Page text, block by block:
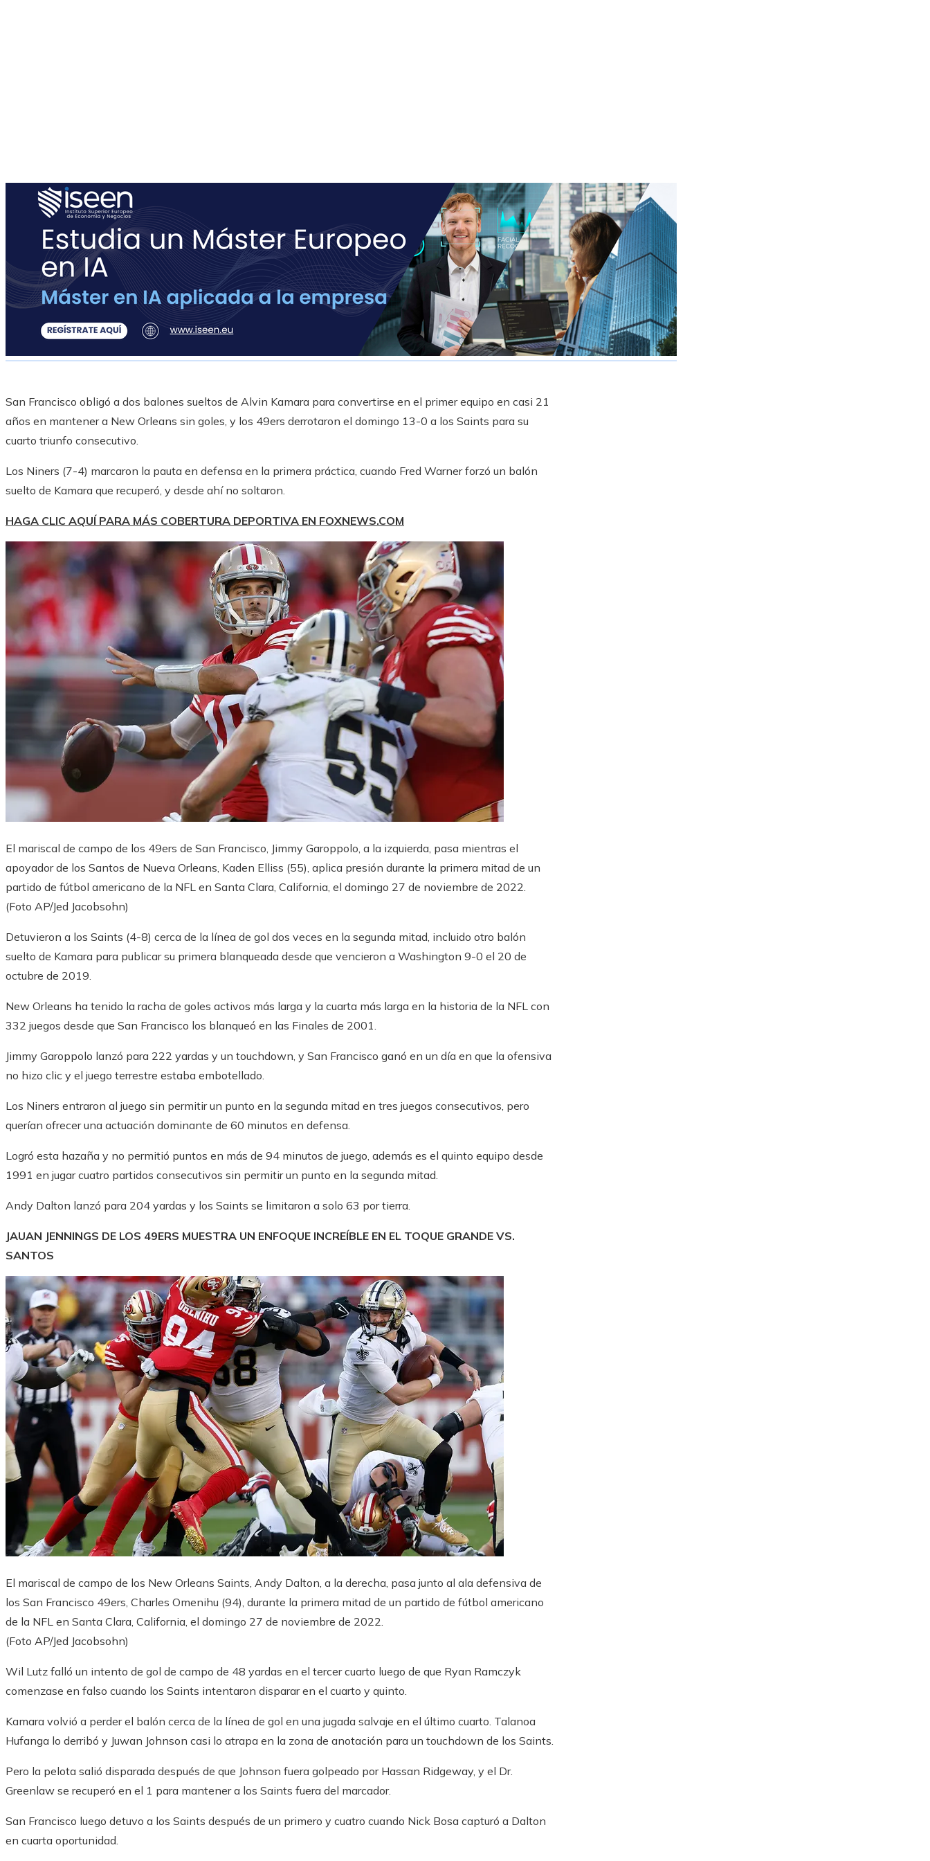
San Francisco obligó a dos balones sueltos de Alvin Kamara para convertirse en el primer equipo en casi 21
años en mantener a New Orleans sin goles, y los 49ers derrotaron el domingo 13-0 a los Saints para su
cuarto triunfo consecutivo.
Los Niners (7-4) marcaron la pauta en defensa en la primera práctica, cuando Fred Warner forzó un balón
suelto de Kamara que recuperó, y desde ahí no soltaron.
HAGA CLIC AQUÍ PARA MÁS COBERTURA DEPORTIVA EN FOXNEWS.COM
El mariscal de campo de los 49ers de San Francisco, Jimmy Garoppolo, a la izquierda, pasa mientras el
apoyador de los Santos de Nueva Orleans, Kaden Elliss (55), aplica presión durante la primera mitad de un
partido de fútbol americano de la NFL en Santa Clara, California, el domingo 27 de noviembre de 2022.
(Foto AP/Jed Jacobsohn)
Detuvieron a los Saints (4-8) cerca de la línea de gol dos veces en la segunda mitad, incluido otro balón
suelto de Kamara para publicar su primera blanqueada desde que vencieron a Washington 9-0 el 20 de
octubre de 2019.
New Orleans ha tenido la racha de goles activos más larga y la cuarta más larga en la historia de la NFL con
332 juegos desde que San Francisco los blanqueó en las Finales de 2001.
Jimmy Garoppolo lanzó para 222 yardas y un touchdown, y San Francisco ganó en un día en que la ofensiva
no hizo clic y el juego terrestre estaba embotellado.
Los Niners entraron al juego sin permitir un punto en la segunda mitad en tres juegos consecutivos, pero
querían ofrecer una actuación dominante de 60 minutos en defensa.
Logró esta hazaña y no permitió puntos en más de 94 minutos de juego, además es el quinto equipo desde
1991 en jugar cuatro partidos consecutivos sin permitir un punto en la segunda mitad.
Andy Dalton lanzó para 204 yardas y los Saints se limitaron a solo 63 por tierra.
JAUAN JENNINGS DE LOS 49ERS MUESTRA UN ENFOQUE INCREÍBLE EN EL TOQUE GRANDE VS.
SANTOS
El mariscal de campo de los New Orleans Saints, Andy Dalton, a la derecha, pasa junto al ala defensiva de
los San Francisco 49ers, Charles Omenihu (94), durante la primera mitad de un partido de fútbol americano
de la NFL en Santa Clara, California, el domingo 27 de noviembre de 2022.
(Foto AP/Jed Jacobsohn)
Wil Lutz falló un intento de gol de campo de 48 yardas en el tercer cuarto luego de que Ryan Ramczyk
comenzase en falso cuando los Saints intentaron disparar en el cuarto y quinto.
Kamara volvió a perder el balón cerca de la línea de gol en una jugada salvaje en el último cuarto. Talanoa
Hufanga lo derribó y Juwan Johnson casi lo atrapa en la zona de anotación para un touchdown de los Saints.
Pero la pelota salió disparada después de que Johnson fuera golpeado por Hassan Ridgeway, y el Dr.
Greenlaw se recuperó en el 1 para mantener a los Saints fuera del marcador.
San Francisco luego detuvo a los Saints después de un primero y cuatro cuando Nick Bosa capturó a Dalton
en cuarta oportunidad.